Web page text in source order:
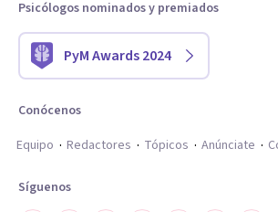
Psicólogos nominados y premiados
PyM Awards 2024
Conócenos
Equipo
Redactores Tópicos Anúnciate
Síguenos